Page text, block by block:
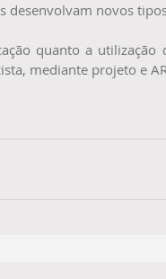
desenvolvam novos
quanto a
mediante projeto e